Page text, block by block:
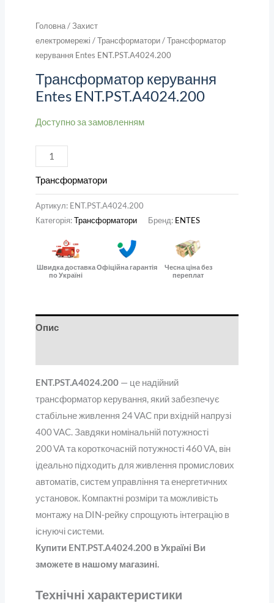
Головна/Захист
електромережі /Трансформатори/ Трансформатор
керування Entes ENT.PST.A4024.200
Трансформатор керування
Entes ENT.PST.A4024.200
Доступно за замовленням
Трансформатори
Артикул: ENT.PST.A4024.200
Категорія:Трансформатори Бренд: ENTES
Швидка доставка
по Україні
Офіційна гарантія
Чесна ціна без
переплат
Опис
ENT.PST.A4024.200— це надійний
трансформатор керування, який забезпечує
стабільне живлення 24 VAC при вхідній напрузі
400 VAC. Завдяки номінальній потужності
200 VA та короткочасній потужності 460 VA, він
ідеально підходить для живлення промислових
автоматів, систем управління та енергетичних
установок. Компактні розміри та можливість
монтажу на DIN-рейку спрощують інтеграцію в
існуючі системи.
Купити ENT.PST.A4024.200 в Україні Ви
зможете в нашому магазині.
Технічні характеристики